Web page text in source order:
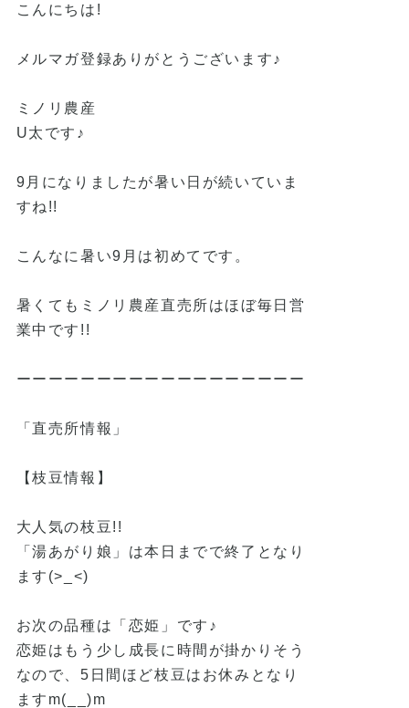
こんにちは!
メルマガ登録ありがとうございます♪
ミノリ農産
U太です♪
9月になりましたが暑い日が続いていま
すね!!
こんなに暑い9月は初めてです。
暑くてもミノリ農産直売所はほぼ毎日営
業中です!!
ーーーーーーーーーーーーーーーーーー
「直売所情報」
【枝豆情報】
大人気の枝豆!!
「湯あがり娘」は本日までで終了となり
ます(>_<)
お次の品種は「恋姫」です♪
恋姫はもう少し成長に時間が掛かりそう
なので、5日間ほど枝豆はお休みとなり
ますm(__)m